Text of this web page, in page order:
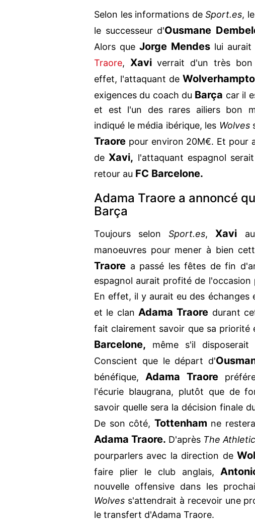
Selon les informations deSport.es, le
le successeur d'Ousmane
Alors que Jorge Mendes lui aurait
Traore, Xaviverrait d'un très bon
effet, l'attaquant de
exigences du coach du Barça car il
et est l'un des rares ailiers bon
indiqué le média ibérique, les Wolves
Traore pour environ 20M€. Et pour
deXavi, l'attaquant espagnol
retour au FC Barcelone.
Adama Traore a annoncé
Barça
Toujours selonSport.es,Xavi
manoeuvres pour mener à bien
Traore a passé les fêtes de fin
espagnol aurait profité de
En effet, il y aurait eu des échanges
et le clanAdama Traore durant
fait clairement savoir que sa priorité
Barcelone, même s'il
Conscient que le départ d'
bénéfique, Adama Traore
l'écurie blaugrana, plutôt que de
savoir quelle sera la décision finale
De son côté, Tottenham ne
Adama Traore. D'après The Athletic
pourparlers avec la direction de
faire plier le club anglais,
nouvelle offensive dans les
Wolves s'attendrait à recevoir une
le transfert d'Adama Traore.